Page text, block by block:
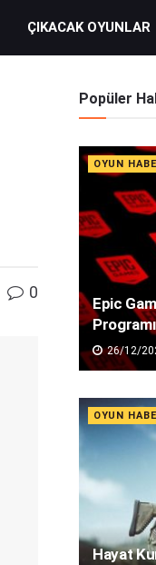
ÇIKACAK OYUNLAR
0
Popüler
OYUN
Epic
26/12/
OYUN
Hayat